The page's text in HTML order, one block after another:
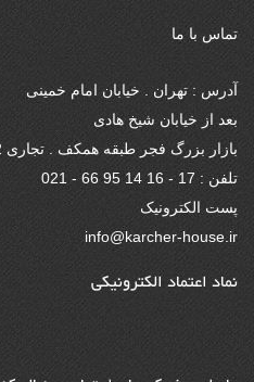
تماس با ما
آدرس : تهران . خیابان امام خمینی
بعد از خیابان شیخ هادی
بازار بزرگ فجر طبقه همکف . تجاری 22
تلفن : 17 - 16 14 95 66 - 021
پست الکترونیک
info@karcher-house.ir
نماد اعتماد الکترونیکی